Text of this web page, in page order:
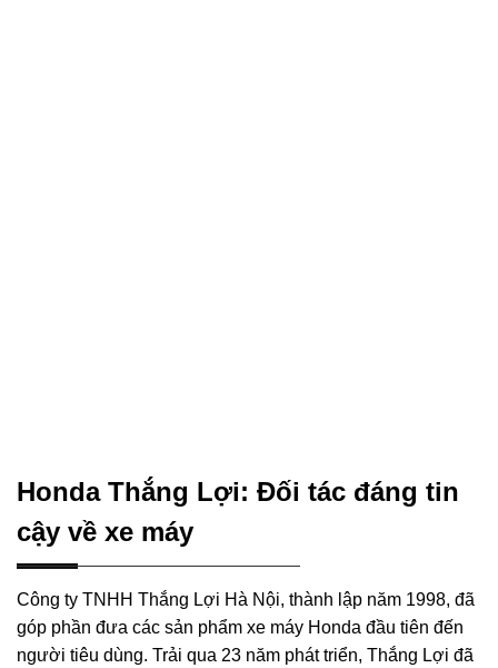
Honda Thắng Lợi: Đối tác đáng tin
cậy về xe máy
Công ty TNHH Thắng Lợi Hà Nội, thành lập năm 1998, đã
góp phần đưa các sản phẩm xe máy Honda đầu tiên đến
người tiêu dùng. Trải qua 23 năm phát triển, Thắng Lợi đã